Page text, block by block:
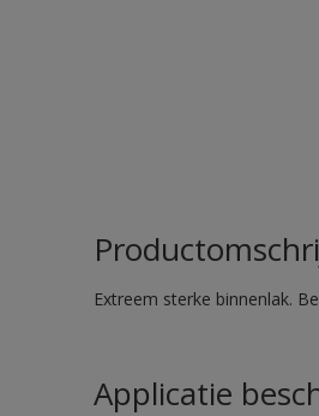
Extreem sterke binnenlak.
Applicatie